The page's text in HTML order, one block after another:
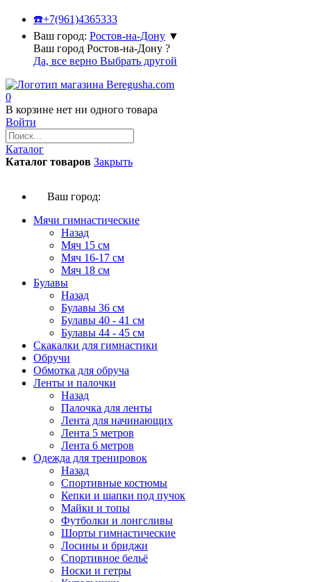
☎️+7(961)4365333
Ваш город: Ростов-на-Дону ▼
Ваш город Ростов-на-Дону ?
Да, все верно Выбрать другой
0
В корзине нет ни одного товара
Войти
Каталог
Каталог товаров Закрыть
Ваш город:
Мячи гимнастические
Назад
Мяч 15 см
Мяч 16-17 см
Мяч 18 см
Булавы
Назад
Булавы 36 см
Булавы 40 - 41 см
Булавы 44 - 45 см
Скакалки для гимнастики
Обручи
Обмотка для обруча
Ленты и палочки
Назад
Палочка для ленты
Лента для начинающих
Лента 5 метров
Лента 6 метров
Одежда для тренировок
Назад
Спортивные костюмы
Кепки и шапки под пучок
Майки и топы
Футболки и лонгсливы
Шорты гимнастические
Лосины и бриджи
Спортивное бельё
Носки и гетры